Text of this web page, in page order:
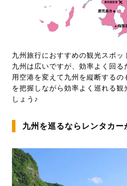
九州旅行におすすめの観光スポッ
九州は広いですが、効率よく回る
用空港を変えて九州を縦断する
を把握しながら効率よく巡れる観
しょう♪
九州を巡るならレンタカー